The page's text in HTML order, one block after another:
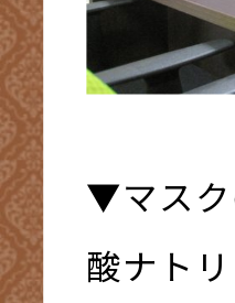
▼マスク
酸ナト